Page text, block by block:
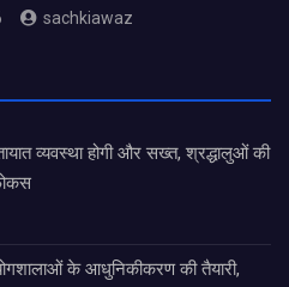
sachkiawaz
व्यवस्था होगी और सख्त, श्रद्धालुओं की
के आधुनिकीकरण की तैयारी,